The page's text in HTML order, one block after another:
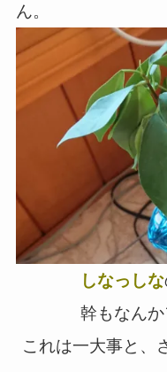
ん。
しなっしな
幹もなんか
これは一大事と、